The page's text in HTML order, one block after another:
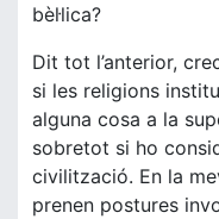
bèl·lica?
Dit tot l’anterior,
si les religions
alguna cosa a la
sobretot si ho
civilització. En la
prenen postures